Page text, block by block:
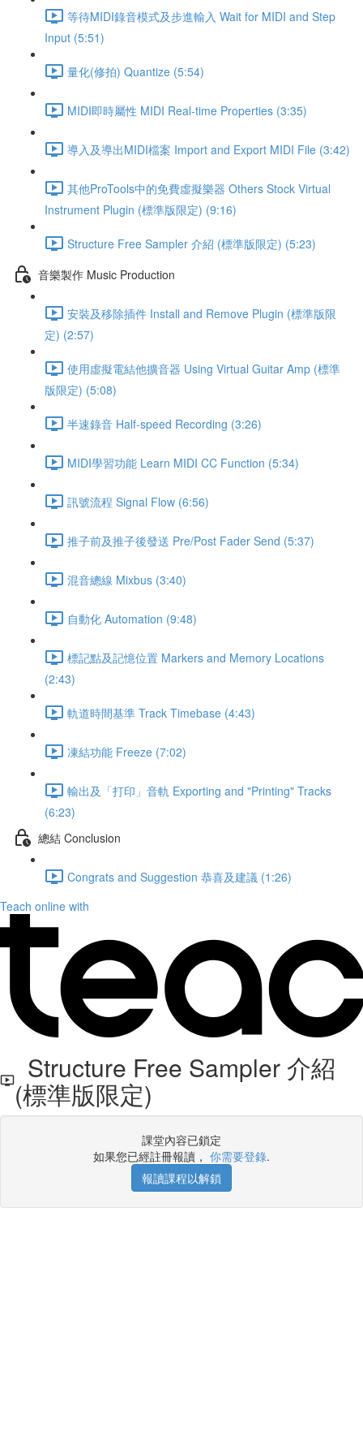
等待MIDI錄音模式及步進輸入 Wait for MIDI and Step
Input (5:51)
量化(修拍) Quantize (5:54)
MIDI即時屬性 MIDI Real-time Properties (3:35)
導入及導出MIDI檔案 Import and Export MIDI File (3:42)
其他ProTools中的免費虛擬樂器 Others Stock Virtual
Instrument Plugin (標準版限定) (9:16)
Structure Free Sampler 介紹 (標準版限定) (5:23)
音樂製作 Music Production
安裝及移除插件 Install and Remove Plugin (標準版限
定) (2:57)
使用虛擬電結他擴音器 Using Virtual Guitar Amp (標準
版限定) (5:08)
半速錄音 Half-speed Recording (3:26)
MIDI學習功能 Learn MIDI CC Function (5:34)
訊號流程 Signal Flow (6:56)
推子前及推子後發送 Pre/Post Fader Send (5:37)
混音總線 Mixbus (3:40)
自動化 Automation (9:48)
標記點及記憶位置 Markers and Memory Locations
(2:43)
軌道時間基準 Track Timebase (4:43)
凍結功能 Freeze (7:02)
輸出及「打印」音軌 Exporting and "Printing" Tracks
(6:23)
總結 Conclusion
Congrats and Suggestion 恭喜及建議 (1:26)
Teach online with
Structure Free Sampler 介紹
(標準版限定)
課堂內容已鎖定
如果您已經註冊報讀， 你需要登錄.
報讀課程以解鎖